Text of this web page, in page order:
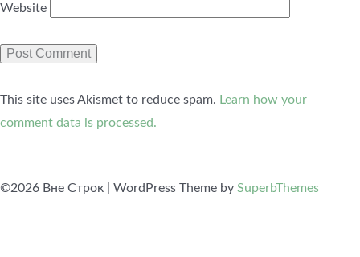
Website
This site uses Akismet to reduce spam. Learn how your
comment data is processed.
©2026 Вне Строк | WordPress Theme by SuperbThemes